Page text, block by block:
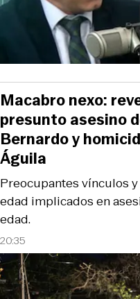
20:35
Preocupantes vínculos
edad implicados en
edad.
Macabro nexo:
presunto asesino
Bernardo y
Águila